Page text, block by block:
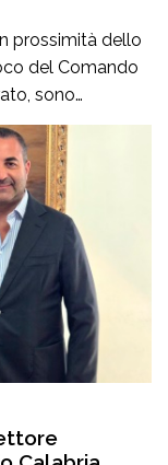
prossimità dello
del Comando
sono
svincolo per la
stradale che
il […]